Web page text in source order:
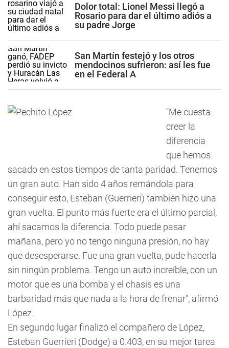
Dolor total: Lionel Messi llegó a
Rosario para dar el último adiós a
su padre Jorge
San Martín festejó y los otros
mendocinos sufrieron: así les fue
en el Federal A
"Me cuesta
creer la
diferencia
que hemos
sacado en estos tiempos de tanta paridad. Tenemos
un gran auto. Han sido 4 años remándola para
conseguir esto, Esteban (Guerrieri) también hizo una
gran vuelta. El punto más fuerte era el último parcial,
ahí sacamos la diferencia. Todo puede pasar
mañana, pero yo no tengo ninguna presión, no hay
que desesperarse. Fue una gran vuelta, pude hacerla
sin ningún problema. Tengo un auto increíble, con un
motor que es una bomba y el chasis es una
barbaridad más que nada a la hora de frenar", afirmó
López.
En segundo lugar finalizó el compañero de López,
Esteban Guerrieri (Dodge) a 0.403, en su mejor tarea